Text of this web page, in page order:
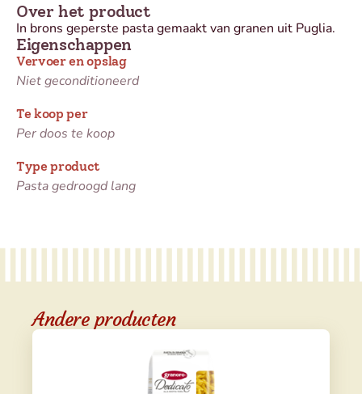
Eigenschappen
Vervoer en opslag
Niet geconditioneerd
Te koop per
Per doos te koop
Type product
Pasta gedroogd lang
Over het product
In brons geperste pasta gemaakt van granen uit Puglia.
Andere producten